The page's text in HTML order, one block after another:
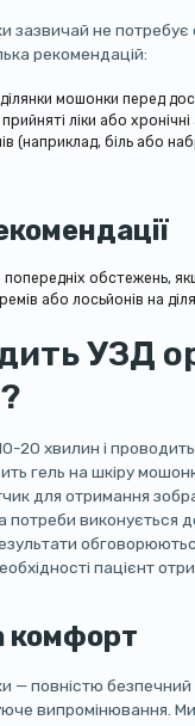
зазвичай не потребує
рекомендацій:
мошонки перед
ліки або
(наприклад, біль або
попередніх обстежень,
або лосьйонів на
УЗД
20 хвилин і
гель на шкіру
для отримання
потреби виконується
пацієнт
комфорт
— повністю
випромінювання.